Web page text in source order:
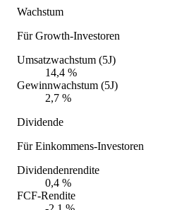
Wachstum
Für Growth-Investoren
Umsatzwachstum (5J)
14,4 %
Gewinnwachstum (5J)
2,7 %
Dividende
Für Einkommens-Investoren
Dividendenrendite
0,4 %
FCF-Rendite